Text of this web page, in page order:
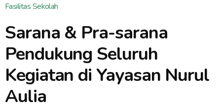
Fasilitas Sekolah
Sarana & Pra-sarana
Pendukung Seluruh
Kegiatan di Yayasan Nurul
Aulia